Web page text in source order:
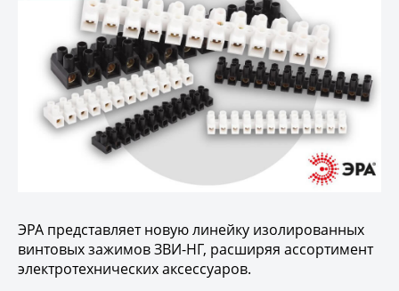
ЭРА представляет новую линейку изолированных
винтовых зажимов ЗВИ-НГ, расширяя ассортимент
электротехнических аксессуаров.